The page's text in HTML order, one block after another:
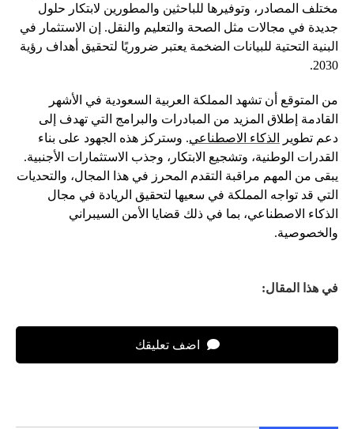
مختلف المصادر، وتوفيرها للباحثين والمطورين لابتكار حلول
جديدة في مجالات مثل الصحة والتعليم والنقل. إن الاستثمار في
البنية التحتية للبيانات الضخمة يعتبر ضروريًا لتحقيق أهداف رؤية
2030.
من المتوقع أن تشهد المملكة العربية السعودية في الأشهر
القادمة إطلاق المزيد من المبادرات والبرامج التي تهدف إلى
دعم تطوير
الذكاء الاصطناعي. وستركز هذه الجهود على بناء
القدرات الوطنية، وتشجيع الابتكار، وجذب الاستثمارات الأجنبية.
يبقى من المهم مراقبة التقدم المحرز في هذا المجال، والتحديات
التي قد تواجه المملكة في سعيها لتحقيق الريادة في مجال
الذكاء الاصطناعي، بما في ذلك قضايا الأمن السيبراني
والخصوصية.
في هذا المقال:
اضف تعليقك